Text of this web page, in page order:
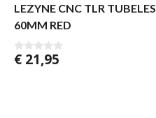
LEZYNE CNC TLR
60MM RED
0
€ 21,95